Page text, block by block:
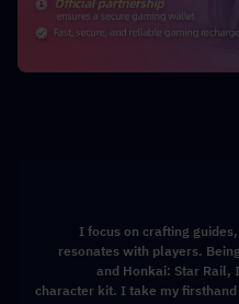
I focus on crafting
resonates with players.
and Honkai: Star Rail,
character kit. I take my